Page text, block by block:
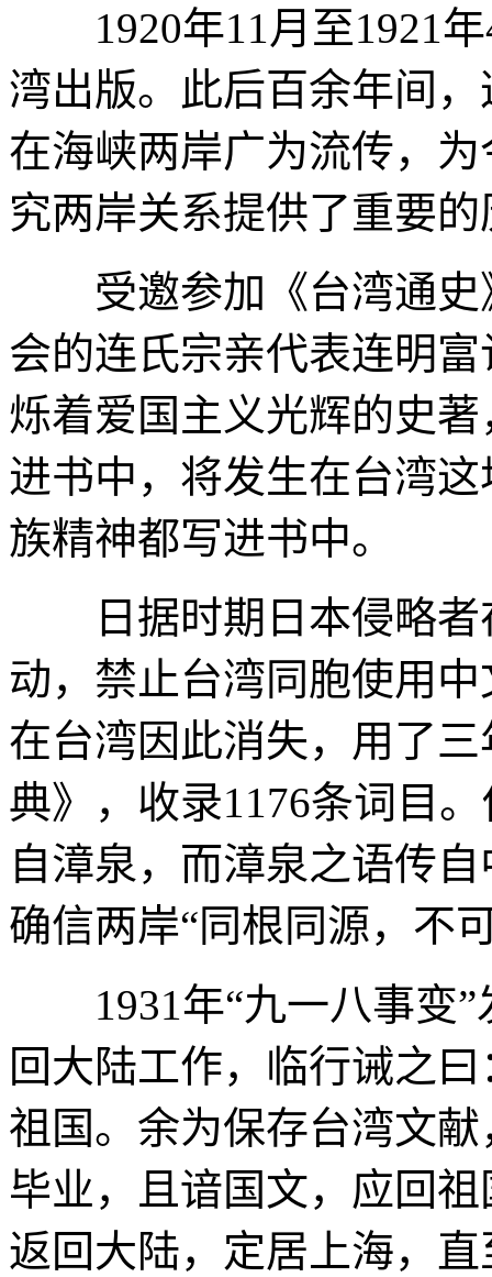
1920年11月至1921年
湾出版。此后百余年间
在海峡两岸广为流传，
究两岸关系提供了重要
受邀参加《台湾通史
会的连氏宗亲代表连明
烁着爱国主义光辉的史
进书中，将发生在台湾
族精神都写进书中。
日据时期日本侵略者
动，禁止台湾同胞使用
在台湾因此消失，用了
典》，收录1176条词目
自漳泉，而漳泉之语传
确信两岸“同根同源，不
1931年“九一八事变”
回大陆工作，临行诫之
祖国。余为保存台湾文
毕业，且谙国文，应回
返回大陆，定居上海，